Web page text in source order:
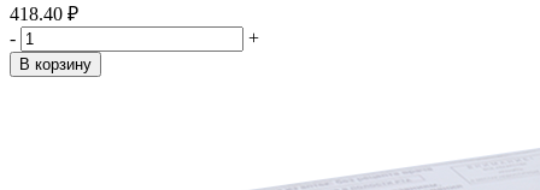
418.40 ₽
-
+
В корзину